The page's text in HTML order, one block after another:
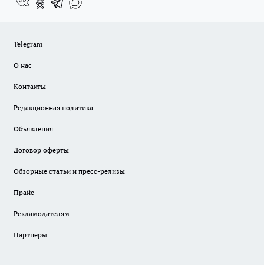
Telegram
О нас
Контакты
Редакционная политика
Объявления
Договор оферты
Обзорные статьи и пресс-релизы
Прайс
Рекламодателям
Партнеры